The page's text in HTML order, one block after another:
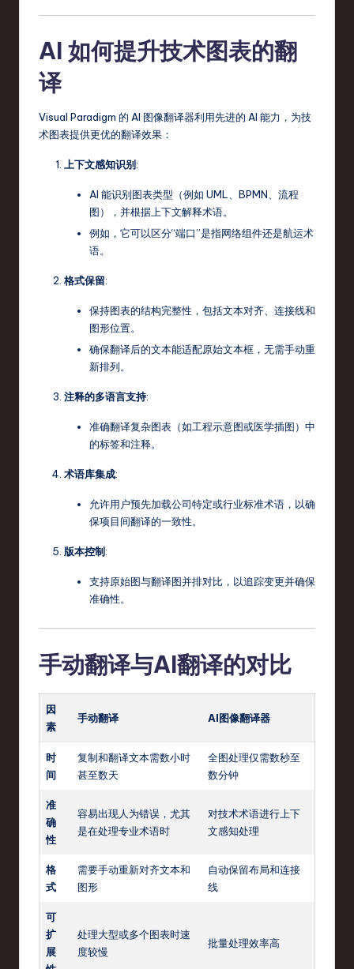
AI 如何提升技术图表的翻
译
Visual Paradigm 的 AI 图像翻译器利用先进的 AI 能力，为技
术图表提供更优的翻译效果：
上下文感知识别 :
AI 能识别图表类型（例如 UML、BPMN、流程
图），并根据上下文解释术语。
例如，它可以区分“端口”是指网络组件还是航运术
语。
格式保留:
保持图表的结构完整性，包括文本对齐、连接线和
图形位置。
确保翻译后的文本能适配原始文本框，无需手动重
新排列。
注释的多语言支持:
准确翻译复杂图表（如工程示意图或医学插图）中
的标签和注释。
术语库集成:
允许用户预先加载公司特定或行业标准术语，以确
保项目间翻译的一致性。
版本控制 :
支持原始图与翻译图并排对比，以追踪变更并确保
准确性。
手动翻译与AI翻译的对比
因
素
手动翻译 AI图像翻译器
时
间
复制和翻译文本需数小时
甚至数天
全图处理仅需数秒至
数分钟
准
确
性
容易出现人为错误，尤其
是在处理专业术语时
对技术术语进行上下
文感知处理
格
式
需要手动重新对齐文本和
图形
自动保留布局和连接
线
可
扩
展
处理大型或多个图表时速
度较慢
批量处理效率高